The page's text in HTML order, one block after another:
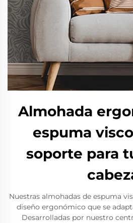
Almohada
espuma
soporte para
Nuestras almohadas de espuma
diseño ergonómico que se
Desarrolladas por nuestro